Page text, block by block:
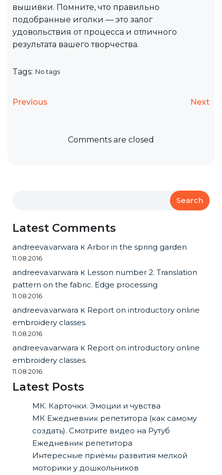
вышивки. Помните, что правильно
подобранные иголки — это залог
удовольствия от процесса и отличного
результата вашего творчества.
Tags: No tags
Previous Next
Comments are closed
Search
Latest Comments
andreeva.varwara к Arbor in the spring garden
11.08.2016
andreeva.varwara к Lesson number 2. Translation
pattern on the fabric. Edge processing
11.08.2016
andreeva.varwara к Report on introductory online
embroidery classes.
11.08.2016
andreeva.varwara к Report on introductory online
embroidery classes.
11.08.2016
Latest Posts
МК. Карточки. Эмоции и чувства
МК Ежедневник репетитора (как самому
создать). Смотрите видео на Рутуб
Ежедневник репетитора
Интересные приёмы развития мелкой
моторики у дошкольников